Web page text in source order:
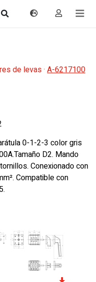
de levas· A-6217100
0-1-2-3 color gris
D2. Mando
Conexionado con
Compatible con